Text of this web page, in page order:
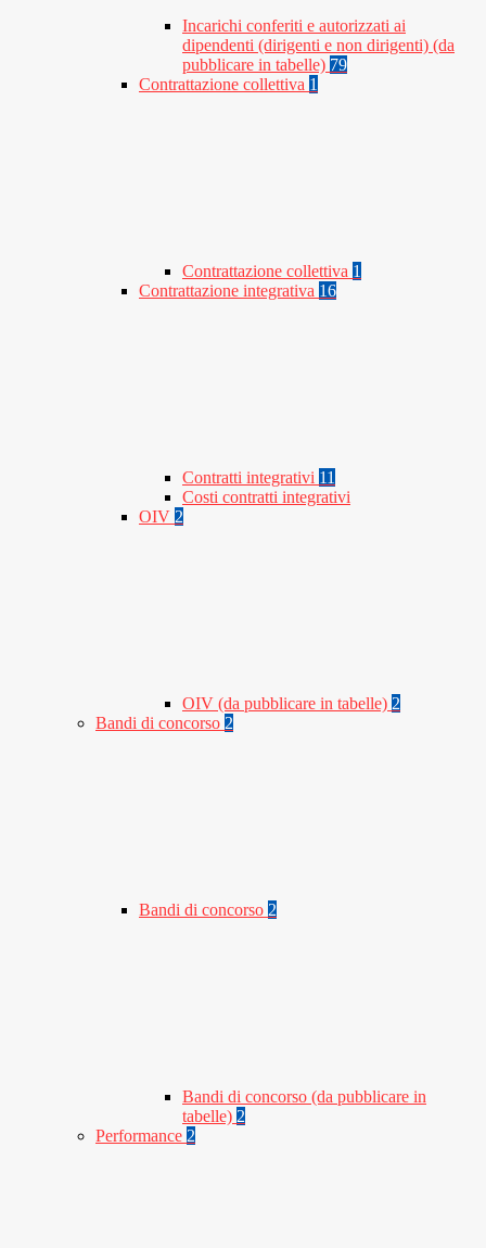
Incarichi conferiti e autorizzati ai
dipendenti (dirigenti e non dirigenti) (da
pubblicare in tabelle) 79
Contrattazione collettiva 1
Contrattazione collettiva 1
Contrattazione integrativa 16
Contratti integrativi 11
Costi contratti integrativi
OIV 2
OIV (da pubblicare in tabelle) 2
Bandi di concorso 2
Bandi di concorso 2
Bandi di concorso (da pubblicare in
tabelle) 2
Performance 2